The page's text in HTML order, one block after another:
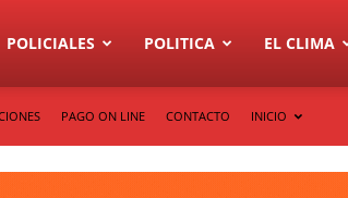
POLICIALES POLITICA EL CLIMA
PAGO ON LINE CONTACTO INICIO